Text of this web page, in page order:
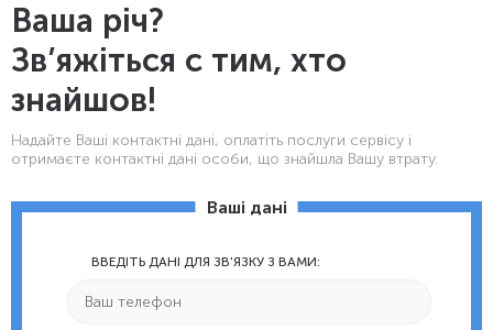
Ваша річ?
Зв’яжіться с тим, хто
знайшов!
Надайте Ваші контактнi дані, оплатіть послуги сервісу і
отримаєте контактні дані особи, що знайшла Вашу втрату.
Ваші дані
ВВЕДІТЬ ДАНІ ДЛЯ ЗВ'ЯЗКУ З ВАМИ: